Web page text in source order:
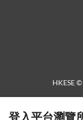
HKESE ©
登入平台瀏覽